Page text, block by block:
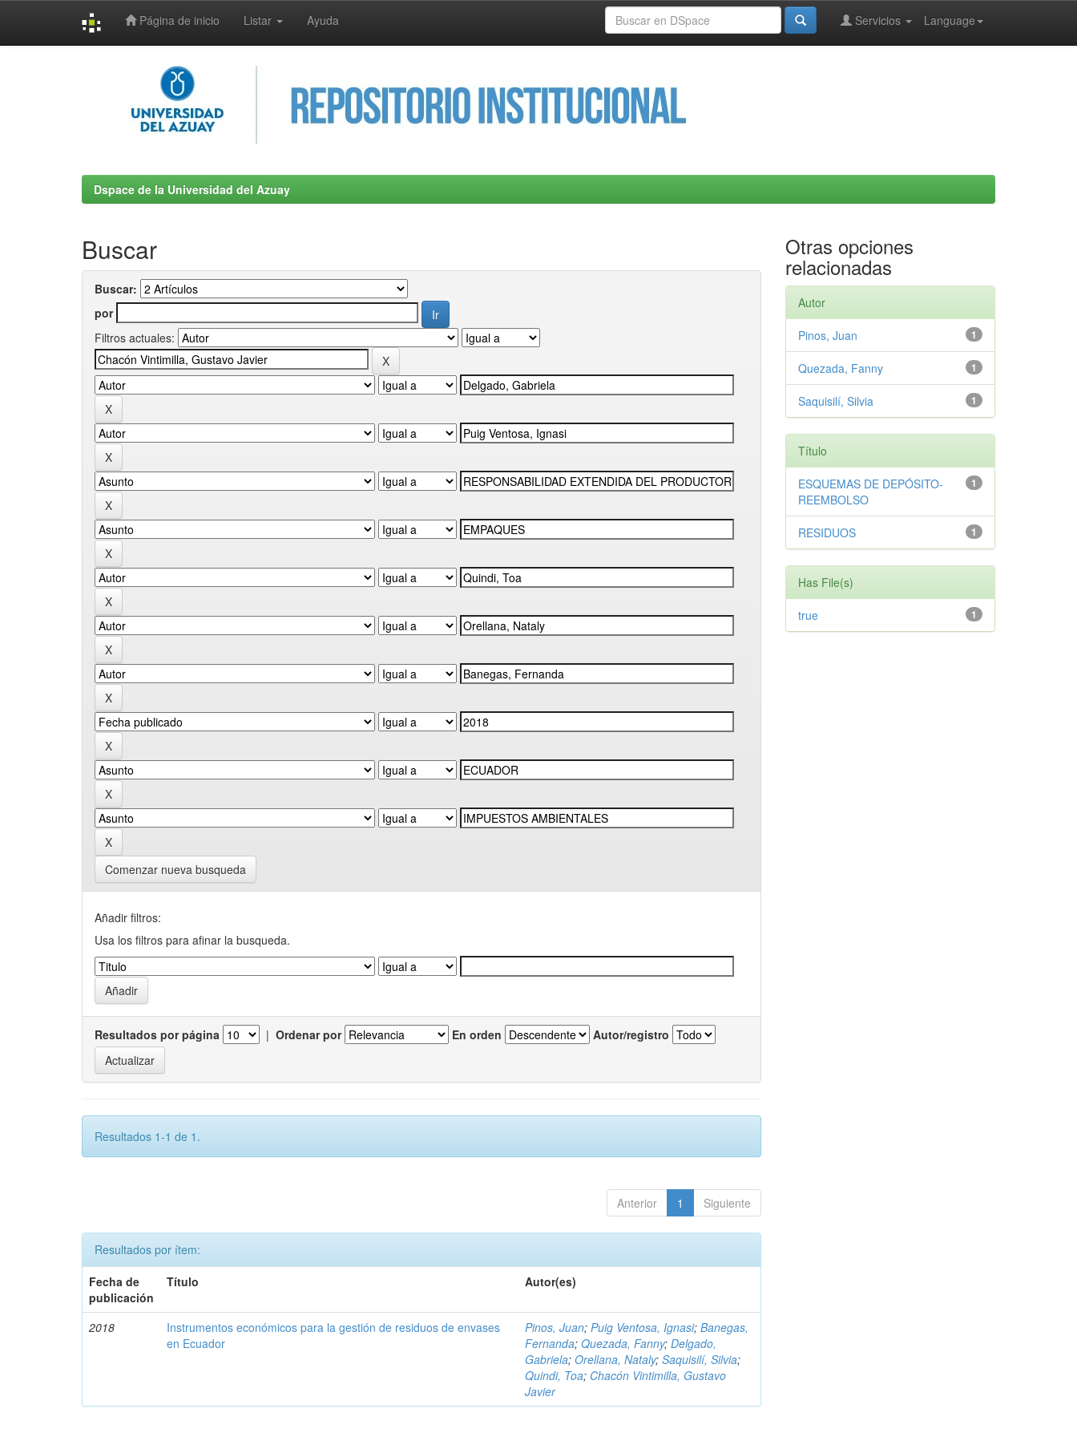
Página de inicio Listar Ayuda Language
Servicios
Dspace de la Universidad del Azuay
Buscar
Buscar:
por
Filtros actuales:
Comenzar nueva busqueda
Añadir filtros:
Usa los filtros para afinar la busqueda.
Resultados por página | Ordenar por En orden Autor/registro
Resultados 1-1 de 1.
Anterior 1 Siguiente
Resultados por ítem:
Fecha de
publicación
Título Autor(es)
2018
Instrumentos económicos para la gestión de residuos de envases
en Ecuador
Pinos, Juan;Puig Ventosa, Ignasi;Banegas,
Fernanda;Quezada, Fanny;Delgado,
Gabriela;Orellana, Nataly;Saquisilí, Silvia;
Quindi, Toa; Chacón Vintimilla, Gustavo
Javier
Otras opciones
relacionadas
Autor
1
Pinos, Juan
1
Quezada, Fanny
1
Saquisilí, Silvia
Título
1
ESQUEMAS DE DEPÓSITO-
REEMBOLSO
1
RESIDUOS
Has File(s)
1
true